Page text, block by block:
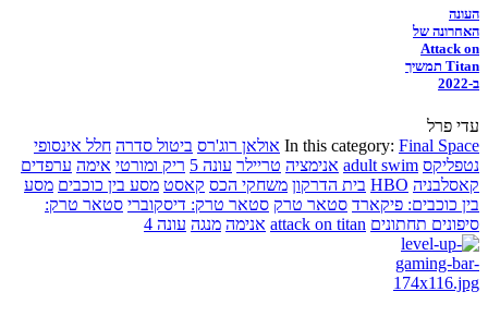
העונה
האחרונה של
Attack on
Titan תמשיך
ב-2022
עדי פרל
In this category: Final Space אולאן רוג'רס ביטול סדרה חלל אינסופי
נטפליקס adult swim אנימציה טריילר עונה 5 ריק ומורטי אימה ערפדים
קאסלבניה HBO בית הדרקון משחקי הכס קאסט מסע בין כוכבים מסע
בין כוכבים: פיקארד סטאר טרק סטאר טרק: דיסקוברי סטאר טרק:
סיפונים תחתונים attack on titan אנימה מנגה עונה 4